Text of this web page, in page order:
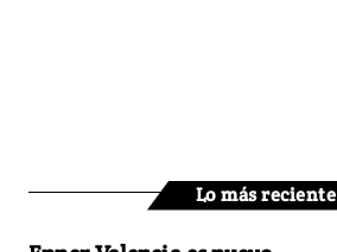
Lo más reciente